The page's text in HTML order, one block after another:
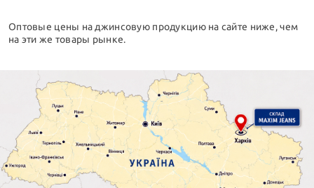
Оптовые цены на джинсовую продукцию на сайте ниже, чем
на эти же товары рынке.